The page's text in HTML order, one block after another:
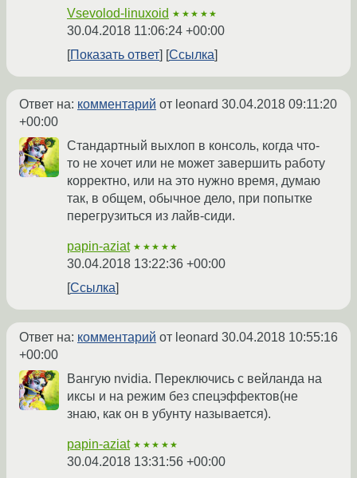
Vsevolod-linuxoid ★★★★★
30.04.2018 11:06:24 +00:00
Показать ответ
Ссылка
Ответ на: комментарий от leonard 30.04.2018 09:11:20
+00:00
Стандартный выхлоп в консоль, когда что-
то не хочет или не может завершить работу
корректно, или на это нужно время, думаю
так, в общем, обычное дело, при попытке
перегрузиться из лайв-сиди.
papin-aziat ★★★★★
30.04.2018 13:22:36 +00:00
Ссылка
Ответ на: комментарий от leonard 30.04.2018 10:55:16
+00:00
Вангую nvidia. Переключись с вейланда на
иксы и на режим без спецэффектов(не
знаю, как он в убунту называется).
papin-aziat ★★★★★
30.04.2018 13:31:56 +00:00